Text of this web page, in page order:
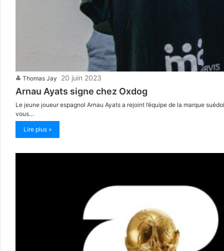
Thomas Jay 20 juin 2023
Arnau Ayats signe chez Oxdog
Le jeune joueur espagnol Arnau Ayats a rejoint l’équipe de la marque
vous…
Lire plus »